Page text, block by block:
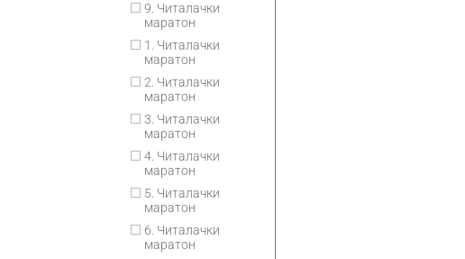
9. Читалачки
маратон
1. Читалачки
маратон
2. Читалачки
маратон
3. Читалачки
маратон
4. Читалачки
маратон
5. Читалачки
маратон
6. Читалачки
маратон